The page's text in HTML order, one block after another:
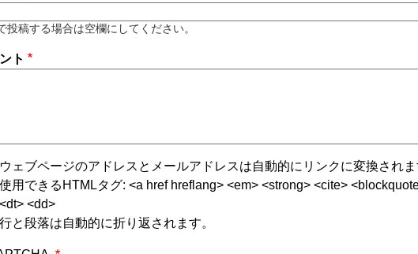
投稿する場合は空欄にしてください。
ト
ウェブページのアドレスとメールアドレスは自動的にリンクに変換され
使用できるHTMLタグ: <a href hreflang> <em> <strong> <cite>
<dt> <dd>
行と段落は自動的に折り返されます。